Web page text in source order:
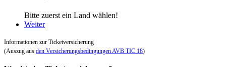
Bitte zuerst ein Land wählen!
Weiter
Informationen zur Ticketversicherung
(Auszug aus den Versicherungsbedingungen AVB TIC 18)